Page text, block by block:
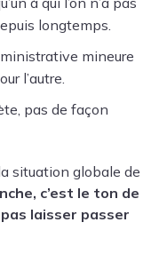
longtemps.
mineure
l’autre.
pas de façon
situation globale de
c’est le ton de
laisser passer